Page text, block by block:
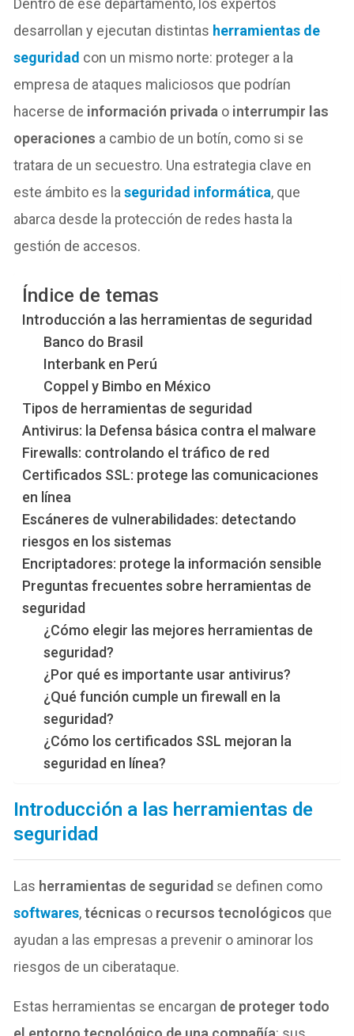
Dentro de ese departamento, los expertos
desarrollan y ejecutan distintas herramientas de
seguridad con un mismo norte: proteger a la
empresa de ataques maliciosos que podrían
hacerse de información privada o interrumpir las
operaciones a cambio de un botín, como si se
tratara de un secuestro. Una estrategia clave en
este ámbito es laseguridad informática, que
abarca desde la protección de redes hasta la
gestión de accesos.
Índice de temas
Introducción a las herramientas de seguridad
Banco do Brasil
Interbank en Perú
Coppel y Bimbo en México
Tipos de herramientas de seguridad
Antivirus: la Defensa básica contra el malware
Firewalls: controlando el tráfico de red
Certificados SSL: protege las comunicaciones
en línea
Escáneres de vulnerabilidades: detectando
riesgos en los sistemas
Encriptadores: protege la información sensible
Preguntas frecuentes sobre herramientas de
seguridad
¿Cómo elegir las mejores herramientas de
seguridad?
¿Por qué es importante usar antivirus?
¿Qué función cumple un firewall en la
seguridad?
¿Cómo los certificados SSL mejoran la
seguridad en línea?
Introducción a las herramientas de
seguridad
Las herramientas de seguridad se definen como
softwares,técnicas o recursos tecnológicos que
ayudan a las empresas a prevenir o aminorar los
riesgos de un ciberataque.
Estas herramientas se encargan de proteger todo